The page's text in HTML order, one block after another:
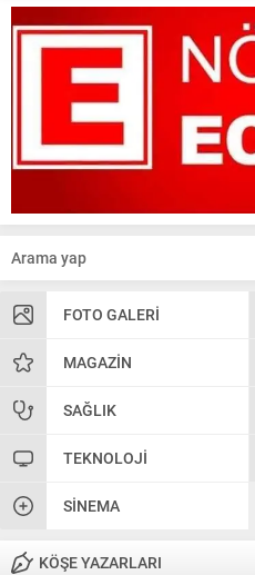
FOTO GALERI
MAGAZIN
SAĞLIK
TEKNOLOJI
SINEMA
KÖŞE YAZARLARI